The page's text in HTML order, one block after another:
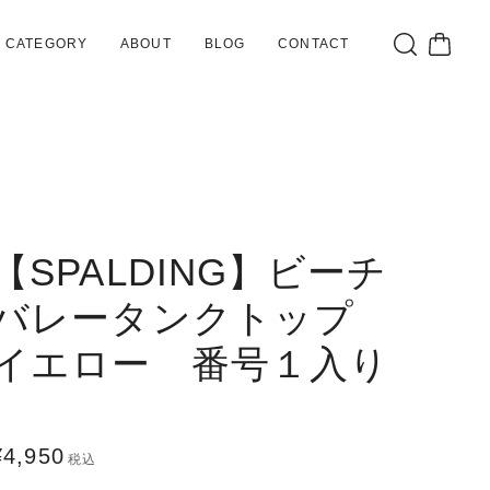
CATEGORY ABOUT BLOG CONTACT
SPALDING】ビーチ
レータンクトップ
エロー 番号１入り
税込